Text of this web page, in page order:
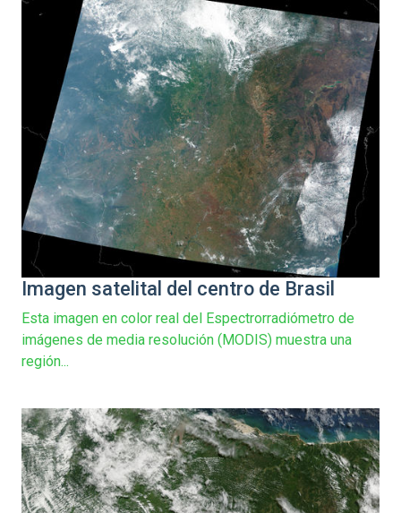
Imagen satelital del centro de Brasil
Esta imagen en color real del Espectrorradiómetro de
imágenes de media resolución (MODIS) muestra una
región...